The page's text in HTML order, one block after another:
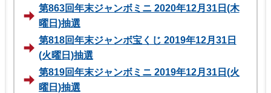
第863回年末ジャンボミニ 2020年12月31日(木
曜日)抽選
第818回年末ジャンボ宝くじ 2019年12月31日
(火曜日)抽選
第819回年末ジャンボミニ 2019年12月31日(火
曜日)抽選